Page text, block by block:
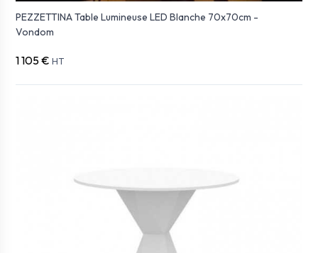
PEZZETTINA Table Lumineuse LED Blanche 70x70cm -
Vondom
1 105 € HT